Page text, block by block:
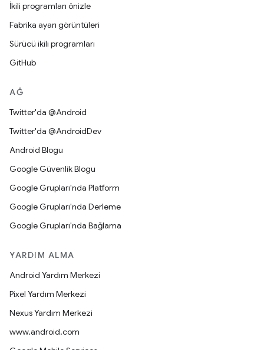
İkili programları önizle
Fabrika ayarı görüntüleri
Sürücü ikili programları
GitHub
AĞ
Twitter'da @Android
Twitter'da @AndroidDev
Android Blogu
Google Güvenlik Blogu
Google Grupları'nda Platform
Google Grupları'nda Derleme
Google Grupları'nda Bağlama
YARDIM ALMA
Android Yardım Merkezi
Pixel Yardım Merkezi
Nexus Yardım Merkezi
www.android.com